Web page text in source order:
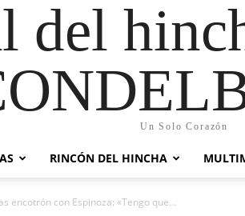
del
Un Solo Corazón
RINCÓN DEL HINCHA
encotrón con Espinoza: «Tengo que...